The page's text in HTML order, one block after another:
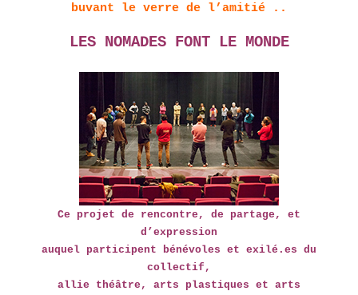
buvant le verre de l’amitié ..
LES NOMADES FONT LE MONDE
Ce projet de rencontre, de partage, et
d’expression
auquel participent bénévoles et exilé.es du
collectif,
allie théâtre, arts plastiques et arts